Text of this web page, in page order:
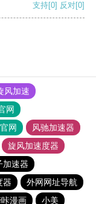
支持[0] 反对[0]
风加速
网
网
风驰加速器
旋风加速度器
加速器
器
外网网址导航
漫画
小美